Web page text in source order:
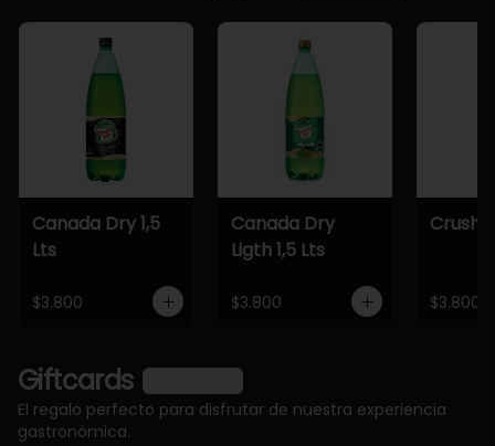
Canada Dry 1,5
Lts
$3.800
Canada Dry
Ligth 1,5 Lts
$3.800
Crush
$3.800
Giftcards
El regalo perfecto para disfrutar de nuestra experiencia
gastronómica.